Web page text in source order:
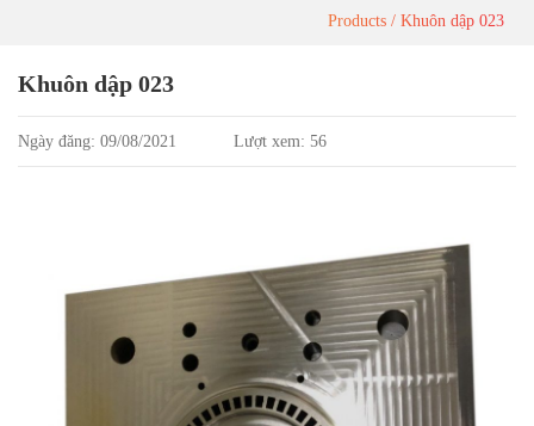
Products Khuôn dập 023
Khuôn dập 023
Ngày đăng: 09/08/2021 Lượt xem: 56